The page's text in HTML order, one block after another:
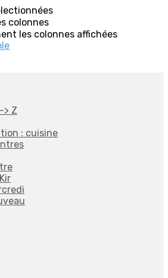
colonnes
les colonnes affichées
> Z
: cuisine